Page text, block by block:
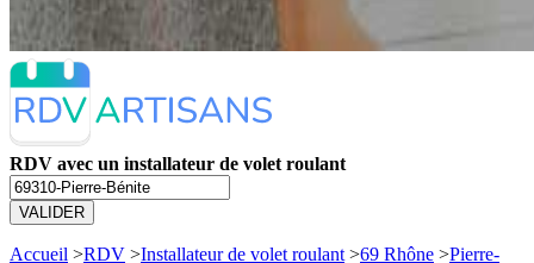
RDV avec un installateur de volet roulant
VALIDER
Accueil >RDV >Installateur de volet roulant >69 Rhône >Pierre-